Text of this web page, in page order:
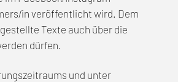
in veröffentlicht wird. Dem
Texte auch über die
dürfen.
und unter